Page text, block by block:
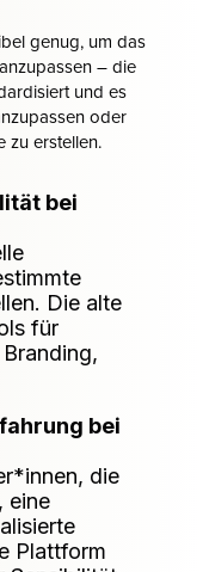
genug, um das
– die
und es
oder
zu erstellen.
bei
Die alte
für
bei
die
eine
Plattform